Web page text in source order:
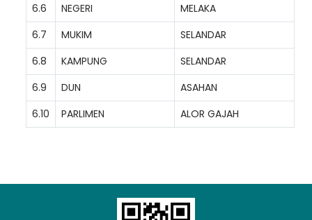
6.6
NEGERI
MELAKA
6.7
MUKIM
SELANDAR
6.8
KAMPUNG
SELANDAR
6.9
DUN
ASAHAN
6.10
PARLIMEN ALOR GAJAH